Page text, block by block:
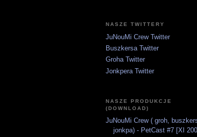
NASZE TWITTERY
JuNouMi Crew Twitter
Buszkersa Twitter
Groha Twitter
Jonkpera Twitter
NASZE PRODUKCJE
(DOWNLOAD)
JuNouMi Crew ( groh,
jonkpa) - PetCast #7 [XI